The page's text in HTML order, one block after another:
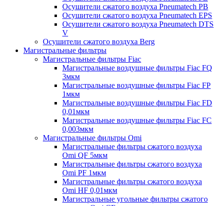
Осушители сжатого воздуха Pneumatech PB
Осушители сжатого воздуха Pneumatech EPS
Осушители сжатого воздуха Pneumatech DTS
V
Осушители сжатого воздуха Berg
Магистральные фильтры
Магистральные фильтры Fiac
Магистральные воздушные фильтры Fiac FQ
3мкм
Магистральные воздушные фильтры Fiac FP
1мкм
Магистральные воздушные фильтры Fiac FD
0,01мкм
Магистральные воздушные фильтры Fiac FC
0,003мкм
Магистральные фильтры Omi
Магистральные фильтры сжатого воздуха
Omi QF 5мкм
Магистральные фильтры сжатого воздуха
Omi PF 1мкм
Магистральные фильтры сжатого воздуха
Omi HF 0,01мкм
Магистральные угольные фильтры сжатого